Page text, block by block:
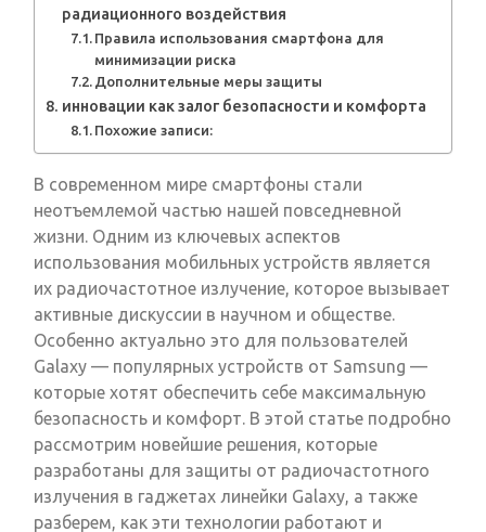
радиационного воздействия
Правила использования смартфона для
минимизации риска
Дополнительные меры защиты
инновации как залог безопасности и комфорта
Похожие записи:
В современном мире смартфоны стали
неотъемлемой частью нашей повседневной
жизни. Одним из ключевых аспектов
использования мобильных устройств является
их радиочастотное излучение, которое вызывает
активные дискуссии в научном и обществе.
Особенно актуально это для пользователей
Galaxy — популярных устройств от Samsung —
которые хотят обеспечить себе максимальную
безопасность и комфорт. В этой статье подробно
рассмотрим новейшие решения, которые
разработаны для защиты от радиочастотного
излучения в гаджетах линейки Galaxy, а также
разберем, как эти технологии работают и